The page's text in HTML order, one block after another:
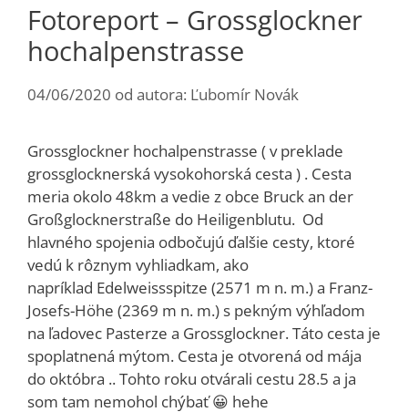
Fotoreport – Grossglockner
hochalpenstrasse
04/06/2020 od autora: Ľubomír Novák
Grossglockner hochalpenstrasse ( v preklade
grossglocknerská vysokohorská cesta ) . Cesta
meria okolo 48km a vedie z obce Bruck an der
Großglocknerstraße do Heiligenblutu. Od
hlavného spojenia odbočujú ďalšie cesty, ktoré
vedú k rôznym vyhliadkam, ako
napríklad Edelweissspitze (2571 m n. m.) a Franz-
Josefs-Höhe (2369 m n. m.) s pekným výhľadom
na ľadovec Pasterze a Grossglockner. Táto cesta je
spoplatnená mýtom. Cesta je otvorená od mája
do októbra .. Tohto roku otvárali cestu 28.5 a ja
som tam nemohol chýbať 😀 hehe